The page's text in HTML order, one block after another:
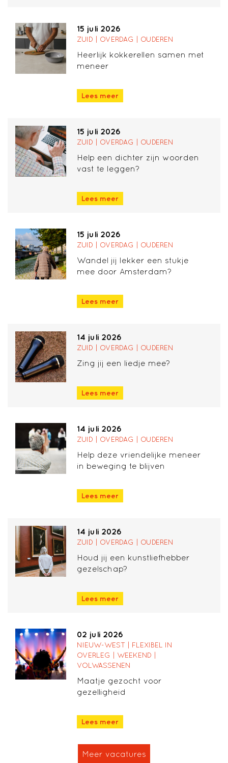
15 juli 2026
ZUID | OVERDAG | OUDEREN
Heerlijk kokkerellen samen met
meneer
Lees meer
15 juli 2026
ZUID | OVERDAG | OUDEREN
Help een dichter zijn woorden
vast te leggen?
Lees meer
15 juli 2026
ZUID | OVERDAG | OUDEREN
Wandel jij lekker een stukje
mee door Amsterdam?
Lees meer
14 juli 2026
ZUID | OVERDAG | OUDEREN
Zing jij een liedje mee?
Lees meer
14 juli 2026
ZUID | OVERDAG | OUDEREN
Help deze vriendelijke meneer
in beweging te blijven
Lees meer
14 juli 2026
ZUID | OVERDAG | OUDEREN
Houd jij een kunstliefhebber
gezelschap?
Lees meer
02 juli 2026
NIEUW-WEST | FLEXIBEL IN
OVERLEG | WEEKEND |
VOLWASSENEN
Maatje gezocht voor
gezelligheid
Lees meer
Meer vacatures